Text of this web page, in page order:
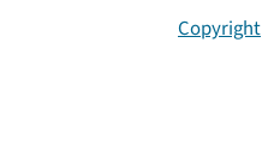
Copyright